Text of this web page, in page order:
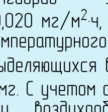
мг/м2
С учетом